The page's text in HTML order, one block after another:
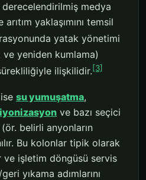
medya
yaklaşımını temsil
yatak yönetimi
yeniden kumlama)
ilişkilidir.[3]
su yumuşatma,
ve bazı seçici
belirli anyonların
Bu kolonlar tipik olarak
ve işletim döngüsü servis
yıkama adımlarını